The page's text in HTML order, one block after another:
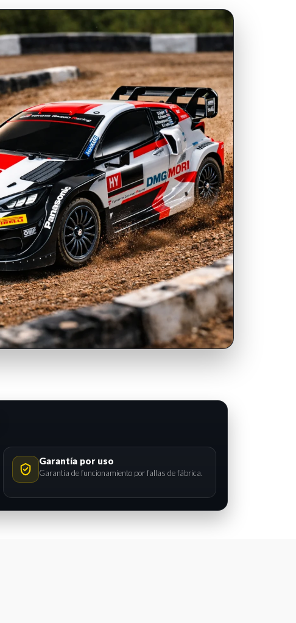
Garantía por uso
Garantía de funcionamiento por fallas de fábrica.